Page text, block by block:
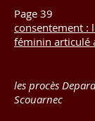
Page 39
consentement :
féminin articulé
les procès
Scouarnec